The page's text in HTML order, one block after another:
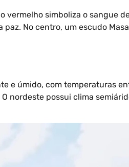
vermelho simboliza o sangue
No centro, um escudo
e úmido, com temperaturas
nordeste possui clima